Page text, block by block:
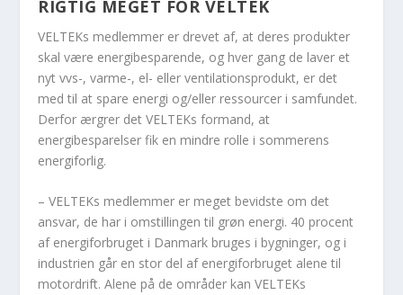
RIGTIG MEGET FOR VELTEK
VELTEKs medlemmer er drevet af, at deres produkter
skal være energibesparende, og hver gang de laver et
nyt vvs-, varme-, el- eller ventilationsprodukt, er det
med til at spare energi og/eller ressourcer i samfundet.
Derfor ærgrer det VELTEKs formand, at
energibesparelser fik en mindre rolle i sommerens
energiforlig.
– VELTEKs medlemmer er meget bevidste om det
ansvar, de har i omstillingen til grøn energi. 40 procent
af energiforbruget i Danmark bruges i bygninger, og i
industrien går en stor del af energiforbruget alene til
motordrift. Alene på de områder kan VELTEKs